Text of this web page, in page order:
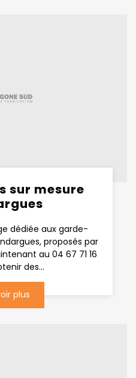
sur mesure
dédiée aux garde-
proposés par
au 04 67 71 16
des...
plus